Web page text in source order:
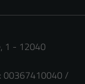
1 - 12040
00367410040 /